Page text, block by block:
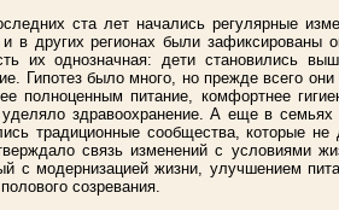
ста лет начались регулярные
в других регионах были зафиксированы
их однозначная: дети становились
Гипотез было много, но прежде всего
полноценным питание, комфортнее
здравоохранение. А еще в
традиционные сообщества, которые не
связь изменений с условиями
с модернизацией жизни, улучшением
созревания.